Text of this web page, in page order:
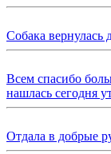
Собака вернулась
Всем спасибо
нашлась сегодня
Отдала в добрые